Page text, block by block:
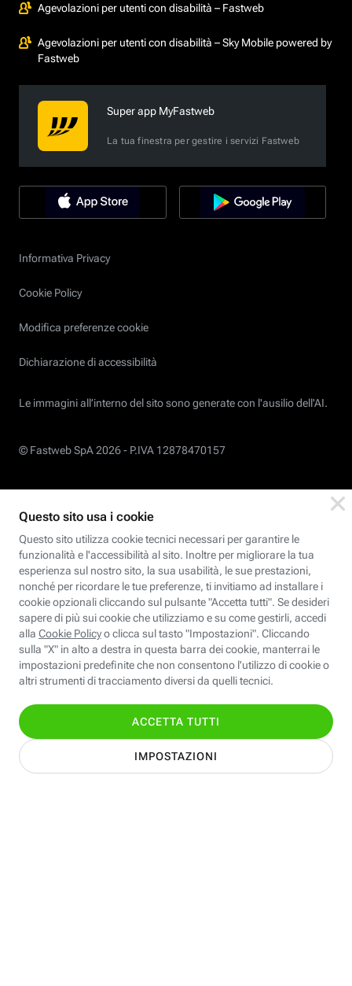
Agevolazioni per utenti con disabilità – Fastweb
Agevolazioni per utenti con disabilità – Sky Mobile powered by
Fastweb
Super app MyFastweb
La tua finestra per gestire i servizi Fastweb
Informativa Privacy
Cookie Policy
Modifica preferenze cookie
Dichiarazione di accessibilità
Le immagini all’interno del sito sono generate con l'ausilio dell'AI.
© Fastweb SpA 2026 - P.IVA 12878470157